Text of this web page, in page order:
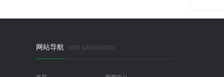
网站导航 SITE NAVIGATION